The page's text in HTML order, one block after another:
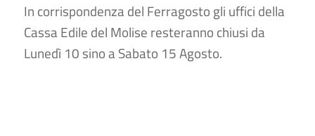
In corrispondenza del Ferragosto gli uffici della
Cassa Edile del Molise resteranno chiusi da
Lunedì 10 sino a Sabato 15 Agosto.